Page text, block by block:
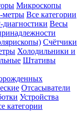
Микроскопы
метры Все категории
Весы
Счётчики
Холодильники и
Штативы
Отсасыватели
Устройства
категории